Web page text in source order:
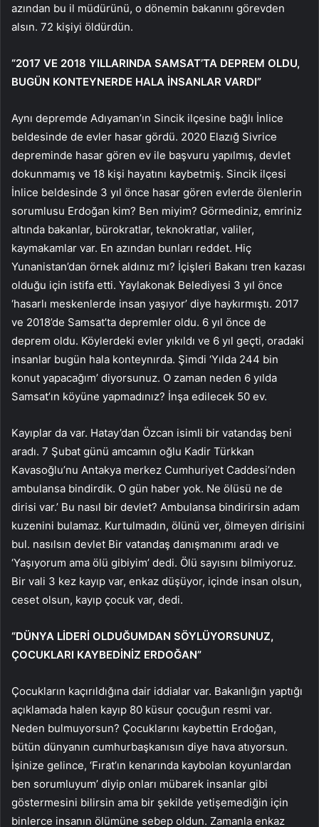
azından bu il müdürünü, o dönemin bakanını görevden
alsın. 72 kişiyi öldürdün.
“2017 VE 2018 YILLARINDA SAMSAT’TA DEPREM OLDU,
BUGÜN KONTEYNERDE HALA İNSANLAR VARDI”
Aynı depremde Adıyaman’ın Sincik ilçesine bağlı İnlice
beldesinde de evler hasar gördü. 2020 Elazığ Sivrice
depreminde hasar gören ev ile başvuru yapılmış, devlet
dokunmamış ve 18 kişi hayatını kaybetmiş. Sincik ilçesi
İnlice beldesinde 3 yıl önce hasar gören evlerde ölenlerin
sorumlusu Erdoğan kim? Ben miyim? Görmediniz, emriniz
altında bakanlar, bürokratlar, teknokratlar, valiler,
kaymakamlar var. En azından bunları reddet. Hiç
Yunanistan’dan örnek aldınız mı? İçişleri Bakanı tren kazası
olduğu için istifa etti. Yaylakonak Belediyesi 3 yıl önce
‘hasarlı meskenlerde insan yaşıyor’ diye haykırmıştı. 2017
ve 2018’de Samsat’ta depremler oldu. 6 yıl önce de
deprem oldu. Köylerdeki evler yıkıldı ve 6 yıl geçti, oradaki
insanlar bugün hala konteynırda. Şimdi ‘Yılda 244 bin
konut yapacağım’ diyorsunuz. O zaman neden 6 yılda
Samsat’ın köyüne yapmadınız? İnşa edilecek 50 ev.
Kayıplar da var. Hatay’dan Özcan isimli bir vatandaş beni
aradı. 7 Şubat günü amcamın oğlu Kadir Türkkan
Kavasoğlu’nu Antakya merkez Cumhuriyet Caddesi’nden
ambulansa bindirdik. O gün haber yok. Ne ölüsü ne de
dirisi var.’ Bu nasıl bir devlet? Ambulansa bindirirsin adam
kuzenini bulamaz. Kurtulmadın, ölünü ver, ölmeyen dirisini
bul. nasılsın devlet Bir vatandaş danışmanımı aradı ve
‘Yaşıyorum ama ölü gibiyim’ dedi. Ölü sayısını bilmiyoruz.
Bir vali 3 kez kayıp var, enkaz düşüyor, içinde insan olsun,
ceset olsun, kayıp çocuk var, dedi.
“DÜNYA LİDERİ OLDUĞUMDAN SÖYLÜYORSUNUZ,
ÇOCUKLARI KAYBEDİNİZ ERDOĞAN”
Çocukların kaçırıldığına dair iddialar var. Bakanlığın yaptığı
açıklamada halen kayıp 80 küsur çocuğun resmi var.
Neden bulmuyorsun? Çocuklarını kaybettin Erdoğan,
bütün dünyanın cumhurbaşkanısın diye hava atıyorsun.
İşinize gelince, ‘Fırat’ın kenarında kaybolan koyunlardan
ben sorumluyum’ diyip onları mübarek insanlar gibi
göstermesini bilirsin ama bir şekilde yetişemediğin için
binlerce insanın ölümüne sebep oldun. Zamanla enkaz